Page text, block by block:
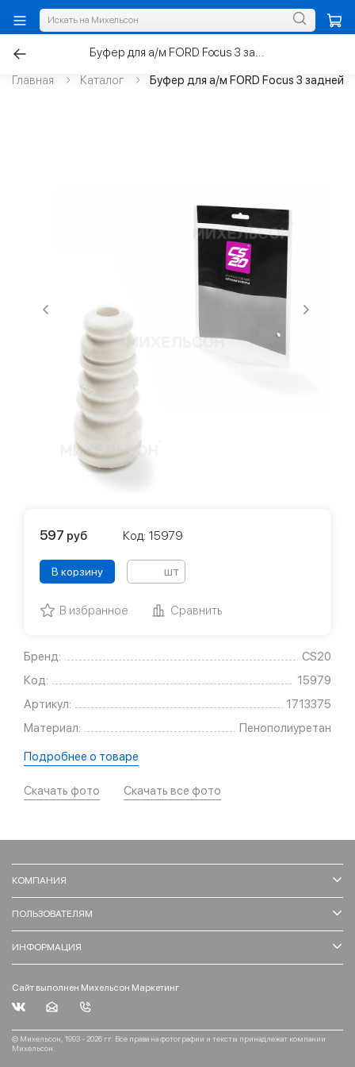
Главная Каталог Буфер для а/м FORD Focus 3 задней
Бренд:
CS20
Код:
15979
Артикул:
1713375
Материал:
Пенополиуретан
Подробнее о товаре
Скачать фото Скачать все фото
597 руб Код: 15979
В корзину шт
В избранное Сравнить
КОМПАНИЯ
ПОЛЬЗОВАТЕЛЯМ
ИНФОРМАЦИЯ
Сайт выполнен Михельсон Маркетинг
© Михельсон, 1993 - 2026 гг. Все права на фотографии и тексты принадлежат компании
Михельсон.